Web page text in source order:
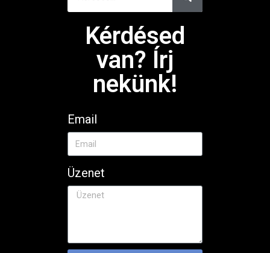
Kérdésed
van? Írj
nekünk!
Email
Üzenet